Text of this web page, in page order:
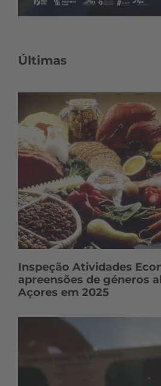
Últimas
Inspeção Atividades
apreensões de géneros
Açores em 2025